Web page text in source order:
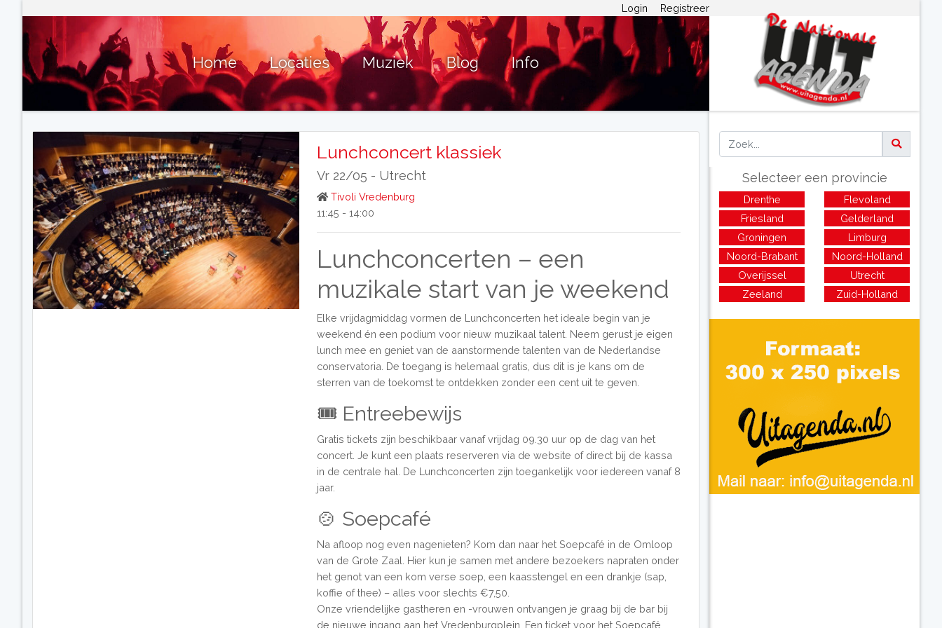
Login Registreer
Home Locaties Muziek Blog Info
Lunchconcert klassiek
Vr 22/05 - Utrecht
Tivoli Vredenburg
11:45 - 14:00
Lunchconcerten – een
muzikale start van je weekend
Elke vrijdagmiddag vormen de Lunchconcerten het ideale begin van je
weekend én een podium voor nieuw muzikaal talent. Neem gerust je eigen
lunch mee en geniet van de aanstormende talenten van de Nederlandse
conservatoria. De toegang is helemaal gratis, dus dit is je kans om de
sterren van de toekomst te ontdekken zonder een cent uit te geven.
🎟️ Entreebewijs
Gratis tickets zijn beschikbaar vanaf vrijdag 09.30 uur op de dag van het
concert. Je kunt een plaats reserveren via de website of direct bij de kassa
in de centrale hal. De Lunchconcerten zijn toegankelijk voor iedereen vanaf 8
jaar.
🍲 Soepcafé
Na afloop nog even nagenieten? Kom dan naar het Soepcafé in de Omloop
van de Grote Zaal. Hier kun je samen met andere bezoekers napraten onder
het genot van een kom verse soep, een kaasstengel en een drankje (sap,
koffie of thee) – alles voor slechts €7,50.
Onze vriendelijke gastheren en -vrouwen ontvangen je graag bij de bar bij
de nieuwe ingang aan het Vredenburgplein. Een ticket voor het Soepcafé
Selecteer een provincie
Drenthe
Flevoland
Friesland
Gelderland
Groningen
Limburg
Noord-Brabant
Noord-Holland
Overijssel
Utrecht
Zeeland
Zuid-Holland